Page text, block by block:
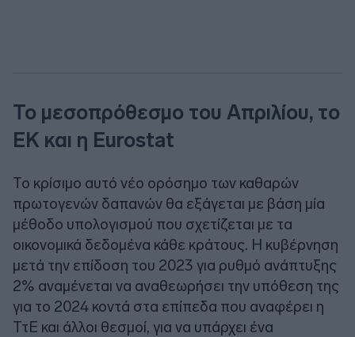
Το μεσοπρόθεσμο του Απριλίου, το
ΕΚ και η Eurostat
Το κρίσιμο αυτό νέο ορόσημο των καθαρών
πρωτογενών δαπανών θα εξάγεται με βάση μία
μέθοδο υπολογισμού που σχετίζεται με τα
οικονομικά δεδομένα κάθε κράτους. Η κυβέρνηση
μετά την επίδοση του 2023 για ρυθμό ανάπτυξης
2% αναμένεται να αναθεωρήσει την υπόθεση της
για το 2024 κοντά στα επίπεδα που αναφέρει η
ΤτΕ και άλλοι θεσμοί, για να υπάρχει ένα